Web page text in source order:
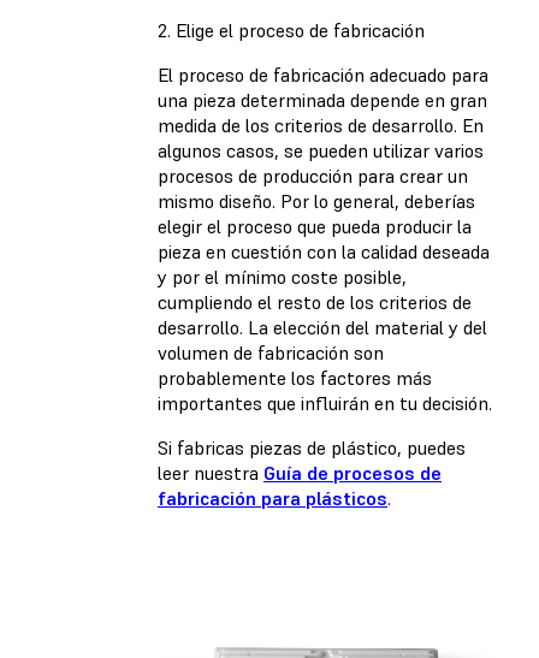
2. Elige el proceso de fabricación
El proceso de fabricación adecuado para
una pieza determinada depende en gran
medida de los criterios de desarrollo. En
algunos casos, se pueden utilizar varios
procesos de producción para crear un
mismo diseño. Por lo general, deberías
elegir el proceso que pueda producir la
pieza en cuestión con la calidad deseada
y por el mínimo coste posible,
cumpliendo el resto de los criterios de
desarrollo. La elección del material y del
volumen de fabricación son
probablemente los factores más
importantes que influirán en tu decisión.
Si fabricas piezas de plástico, puedes
leer nuestra Guía de procesos de
fabricación para plásticos.